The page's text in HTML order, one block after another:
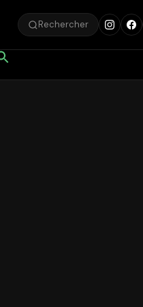
Rechercher